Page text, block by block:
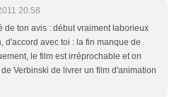
20:58
de ton avis : début vraiment laborieux
d'accord avec toi : la fin manque de
le film est irréprochable et on
Verbinski de livrer un film d'animation